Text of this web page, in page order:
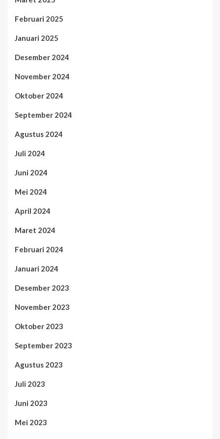
Februari 2025
Januari 2025
Desember 2024
November 2024
Oktober 2024
September 2024
Agustus 2024
Juli 2024
Juni 2024
Mei 2024
April 2024
Maret 2024
Februari 2024
Januari 2024
Desember 2023
November 2023
Oktober 2023
September 2023
Agustus 2023
Juli 2023
Juni 2023
Mei 2023